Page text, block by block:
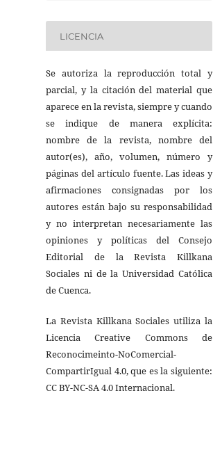
LICENCIA
Se autoriza la reproducción total y
parcial, y la citación del material que
aparece en la revista, siempre y cuando
se indique de manera explícita:
nombre de la revista, nombre del
autor(es), año, volumen, número y
páginas del artículo fuente. Las ideas y
afirmaciones consignadas por los
autores están bajo su responsabilidad
y no interpretan necesariamente las
opiniones y políticas del Consejo
Editorial de la Revista Killkana
Sociales ni de la Universidad Católica
de Cuenca.
La Revista Killkana Sociales utiliza la
Licencia Creative Commons de
Reconocimeinto-NoComercial-
CompartirIgual 4.0, que es la siguiente:
CC BY-NC-SA 4.0 Internacional.